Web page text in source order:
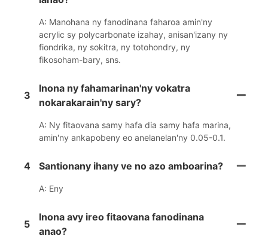
A: Manohana ny fanodinana faharoa amin'ny
acrylic sy polycarbonate izahay, anisan'izany ny
fiondrika, ny sokitra, ny totohondry, ny
fikosoham-bary, sns.
3
Inona ny fahamarinan'ny vokatra
nokarakarain'ny sary?
A: Ny fitaovana samy hafa dia samy hafa marina,
amin'ny ankapobeny eo anelanelan'ny 0.05-0.1.
4 Santionany ihany ve no azo amboarina?
A: Eny
5
Inona avy ireo fitaovana fanodinana
anao?